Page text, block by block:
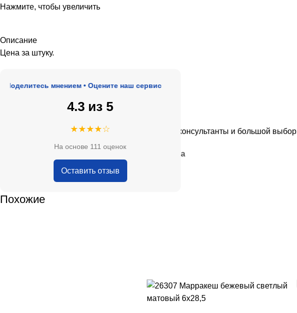
Нажмите, чтобы увеличить
Описание
Цена за штуку.
мнением • Оцените наш сервис
4.3 из 5
★★★★☆
На основе 111 оценок
Оставить отзыв
адекватные цены.
★★★★★
Очень приятные консультанты и большой выбор.
Похожие